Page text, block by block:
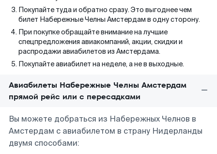
Покупайте туда и обратно сразу. Это выгоднее чем
билет Набережные Челны Амстердам в одну сторону.
При покупке обращайте внимание на лучшие
спецпредложения авиакомпаний, акции, скидки и
распродажи авиабилетов из Амстердама.
Покупайте авиабилет на неделе, а не в выходные.
Авиабилеты Набережные Челны Амстердам
прямой рейс или с пересадками
Вы можете добраться из Набережных Челнов в
Амстердам с авиабилетом в страну Нидерланды
двумя способами: